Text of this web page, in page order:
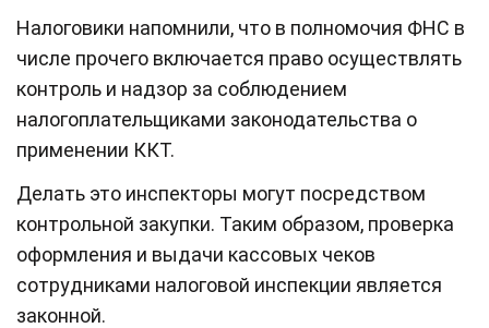
Налоговики напомнили, что в полномочия ФНС в
числе прочего включается право осуществлять
контроль и надзор за соблюдением
налогоплательщиками законодательства о
применении ККТ.
Делать это инспекторы могут посредством
контрольной закупки. Таким образом, проверка
оформления и выдачи кассовых чеков
сотрудниками налоговой инспекции является
законной.